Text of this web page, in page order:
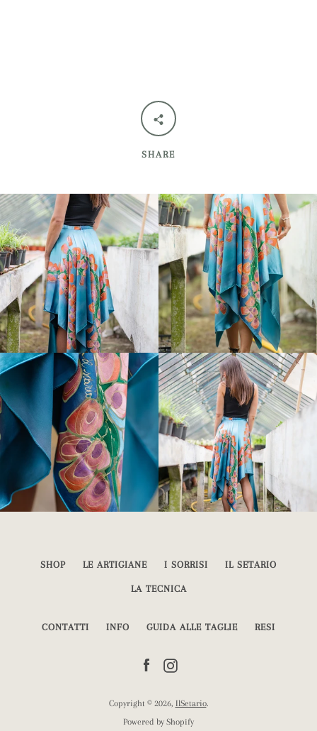
SHARE
SHOP LE ARTIGIANE I SORRISI IL SETARIO
LA TECNICA
CONTATTI INFO GUIDA ALLE TAGLIE RESI
Facebook
Copyright © 2026, IlSetario.
Powered by Shopify